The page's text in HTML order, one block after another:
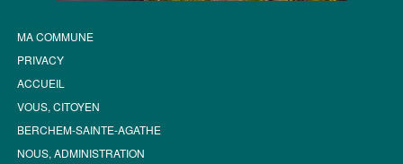
MA COMMUNE
PRIVACY
ACCUEIL
VOUS, CITOYEN
BERCHEM-SAINTE-AGATHE
NOUS, ADMINISTRATION